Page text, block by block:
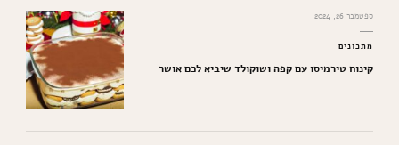
ספטמבר 26, 2024
מתכונים
קינוח טירמיסו עם קפה ושוקולד שיביא לכם אושר